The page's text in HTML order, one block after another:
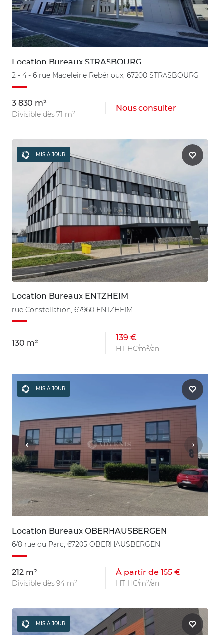
Location Bureaux STRASBOURG
2 - 4 - 6 rue Madeleine Rebérioux, 67200 STRASBOURG
3 830 m²
Divisible dès 71 m²
Nous consulter
MIS À JOUR
Location Bureaux ENTZHEIM
rue Constellation, 67960 ENTZHEIM
130 m²
139 €
HT HC/m²/an
MIS À JOUR
Location Bureaux OBERHAUSBERGEN
6/8 rue du Parc, 67205 OBERHAUSBERGEN
212 m²
Divisible dès 94 m²
À partir de 155 €
HT HC/m²/an
MIS À JOUR